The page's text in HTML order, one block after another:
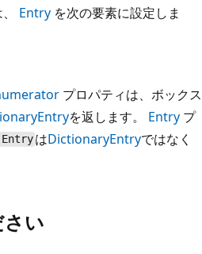
Entry を次の要素に設定しま
プロパティは、ボックス
を返します。 Entry プ
Entry はDictionaryEntryではなく
い